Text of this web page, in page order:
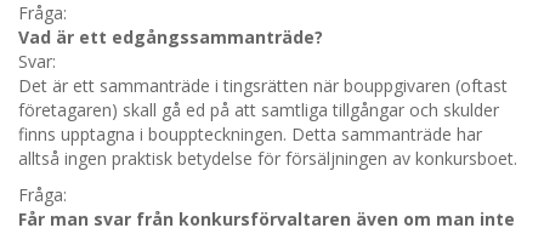
Fråga:
Vad är ett edgångssammanträde?
Svar:
Det är ett sammanträde i tingsrätten när bouppgivaren (oftast
företagaren) skall gå ed på att samtliga tillgångar och skulder
finns upptagna i bouppteckningen. Detta sammanträde har
alltså ingen praktisk betydelse för försäljningen av konkursboet.
Fråga:
Får man svar från konkursförvaltaren även om man inte